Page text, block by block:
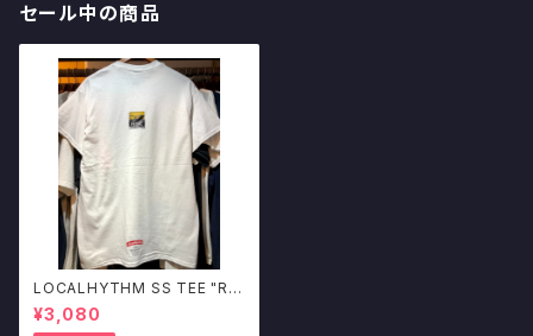
セール中の商品
LOCALHYTHM SS TEE "RIS
E" WHITE ローカリズム オリジ
ナルデザイン
¥3,080